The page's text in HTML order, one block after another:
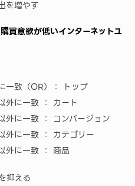
を増やす
買意欲が低いインターネットユ
一致（OR）： トップ
外に一致 ： カート
外に一致 ： コンバージョン
外に一致 ： カテゴリー
外に一致 ： 商品
抑える